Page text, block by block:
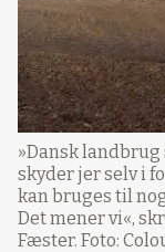
»Dansk
skyder jer selv i
kan bruges til
Det mener vi«,
Fæster. Foto: